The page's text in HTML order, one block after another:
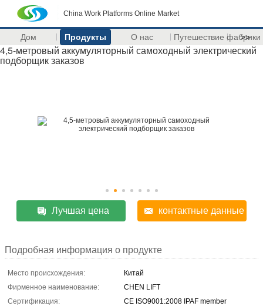
China Work Platforms Online Market
Дом Продукты О нас Путешествие фабрики
>>
4,5-метровый аккумуляторный самоходный электрический
подборщик заказов
Лучшая цена контактные данные
Подробная информация о продукте
Место происхождения:
Китай
Фирменное наименование:
CHEN LIFT
Сертификация:
CE ISO9001:2008 IPAF member